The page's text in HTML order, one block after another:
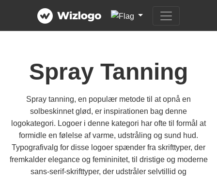
Spray Tanning
Spray tanning, en populær metode til at opnå en
solbeskinnet glød, er inspirationen bag denne
logokategori. Logoer i denne kategori har ofte til formål at
formidle en følelse af varme, udstråling og sund hud.
Typografivalg for disse logoer spænder fra skrifttyper, der
fremkalder elegance og femininitet, til dristige og moderne
sans-serif-skrifttyper, der udstråler selvtillid og